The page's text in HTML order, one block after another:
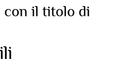
con il titolo di